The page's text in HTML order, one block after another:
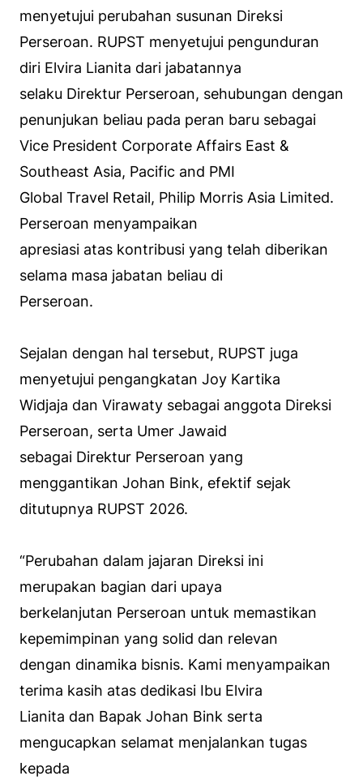
menyetujui perubahan susunan Direksi
Perseroan. RUPST menyetujui pengunduran
diri Elvira Lianita dari jabatannya
selaku Direktur Perseroan, sehubungan dengan
penunjukan beliau pada peran baru sebagai
Vice President Corporate Affairs East &
Southeast Asia, Pacific and PMI
Global Travel Retail, Philip Morris Asia Limited.
Perseroan menyampaikan
apresiasi atas kontribusi yang telah diberikan
selama masa jabatan beliau di
Perseroan.
Sejalan dengan hal tersebut, RUPST juga
menyetujui pengangkatan Joy Kartika
Widjaja dan Virawaty sebagai anggota Direksi
Perseroan, serta Umer Jawaid
sebagai Direktur Perseroan yang
menggantikan Johan Bink, efektif sejak
ditutupnya RUPST 2026.
“Perubahan dalam jajaran Direksi ini
merupakan bagian dari upaya
berkelanjutan Perseroan untuk memastikan
kepemimpinan yang solid dan relevan
dengan dinamika bisnis. Kami menyampaikan
terima kasih atas dedikasi Ibu Elvira
Lianita dan Bapak Johan Bink serta
mengucapkan selamat menjalankan tugas
kepada